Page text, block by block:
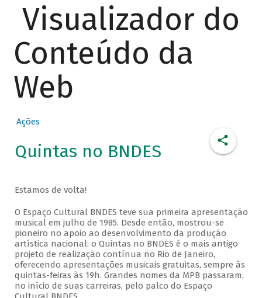
Visualizador do
Conteúdo da
Web
Ações
Quintas no BNDES
Estamos de volta!
O Espaço Cultural BNDES teve sua primeira apresentação
musical em julho de 1985. Desde então, mostrou-se
pioneiro no apoio ao desenvolvimento da produção
artística nacional: o Quintas no BNDES é o mais antigo
projeto de realização contínua no Rio de Janeiro,
oferecendo apresentações musicais gratuitas, sempre às
quintas-feiras às 19h. Grandes nomes da MPB passaram,
no início de suas carreiras, pelo palco do Espaço